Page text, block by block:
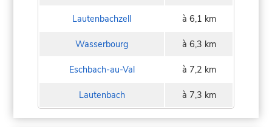
Lautenbachzell à 6,1 km
Wasserbourg à 6,3 km
Eschbach-au-Val à 7,2 km
Lautenbach à 7,3 km